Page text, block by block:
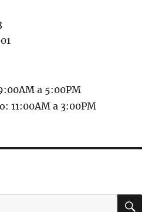
a 5:00PM
11:00AM a 3:00PM